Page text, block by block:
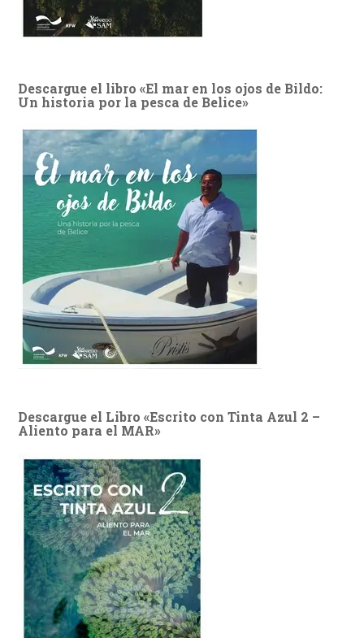
Descargue el libro «El mar en los ojos de Bildo:
Un historia por la pesca de Belice»
Descargue el Libro «Escrito con Tinta Azul 2 –
Aliento para el MAR»